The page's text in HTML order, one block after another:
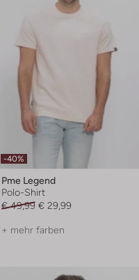
-40%
Pme Legend
Polo-Shirt
€ 49,99 € 29,99
+ mehr farben